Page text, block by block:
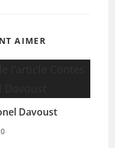
AIMER
Davoust